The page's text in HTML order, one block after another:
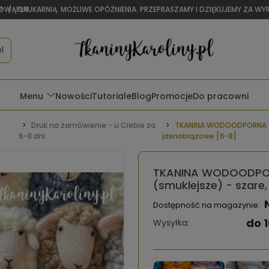
/ PLN
DRUKARNIĄ. MOŻLIWE OPÓŹNIENIA. PRZEPRASZAMY I DZIĘKUJEMY ZA
Menu NowościTutorialeBlogPromocjeDo pracowni
Druk na zamówienie - u Ciebie za
6-8 dni
TKANINA
jasnobrązowe [6-8]
TKANINA
(smuklejsze) -
Dostępność na magazynie:
Wysyłka: do